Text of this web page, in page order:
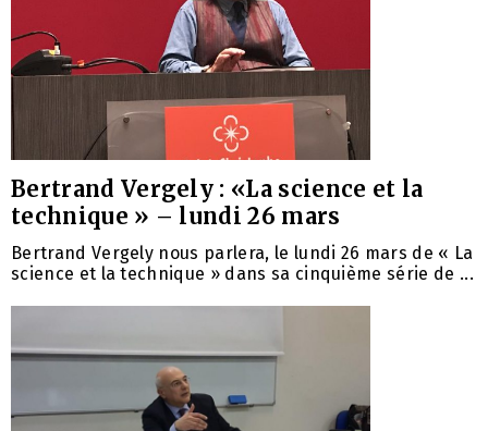
Bertrand Vergely : «La science et la
technique » – lundi 26 mars
Bertrand Vergely nous parlera, le lundi 26 mars de « La
science et la technique » dans sa cinquième série de ...